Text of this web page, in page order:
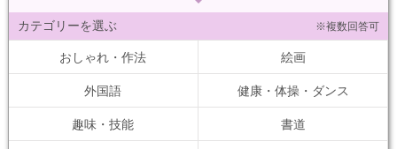
カテゴリーを選ぶ ※複数回答可
おしゃれ・作法 絵画
外国語 健康・体操・ダンス
趣味・技能 書道